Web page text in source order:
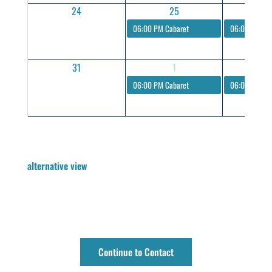
24 25
06:00 PMCabaret 06:00 PM
31 1
06:00 PMCabaret 06:00 PM
alternative view
Continue to Contact